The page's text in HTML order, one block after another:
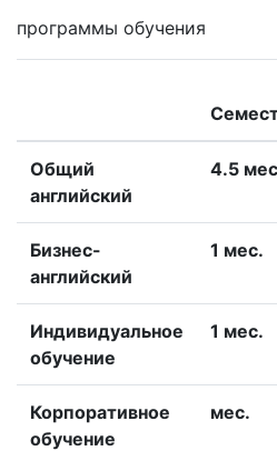
программы обучения
Общий
английский
4.5
Бизнес-
английский
1 меc.
Индивидуальное
обучение
1 меc.
Корпоративное
обучение
меc.